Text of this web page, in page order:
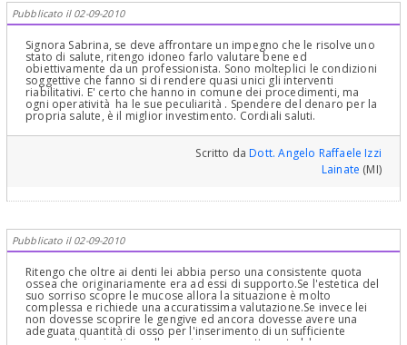
Pubblicato il 02-09-2010
Signora Sabrina, se deve affrontare un impegno che le risolve uno
stato di salute, ritengo idoneo farlo valutare bene ed
obiettivamente da un professionista. Sono molteplici le condizioni
soggettive che fanno si di rendere quasi unici gli interventi
riabilitativi. E' certo che hanno in comune dei procedimenti, ma
ogni operatività ha le sue peculiarità . Spendere del denaro per la
propria salute, è il miglior investimento. Cordiali saluti.
Scritto daDott. Angelo Raffaele Izzi
Lainate (MI)
Pubblicato il 02-09-2010
Ritengo che oltre ai denti lei abbia perso una consistente quota
ossea che originariamente era ad essi di supporto.Se l'estetica del
suo sorriso scopre le mucose allora la situazione è molto
complessa e richiede una accuratissima valutazione.Se invece lei
non dovesse scoprire le gengive ed ancora dovesse avere una
adeguata quantità di osso per l'inserimento di un sufficiente